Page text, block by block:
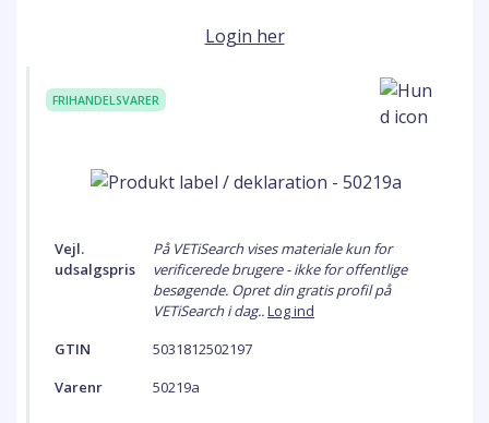
Login her
FRIHANDELSVARER
Vejl.
udsalgspris
På VETiSearch vises materiale kun for
verificerede brugere - ikke for offentlige
besøgende. Opret din gratis profil på
VETiSearch i dag..Log ind
GTIN
5031812502197
Varenr
50219a